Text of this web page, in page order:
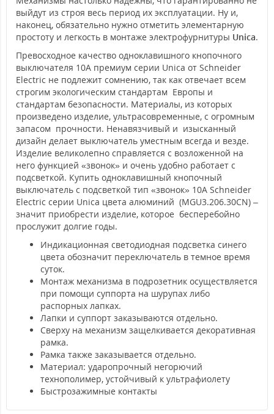
выйдут из строя весь период их эксплуатации. Ну и,
наконец, обязательно нужно отметить элементарную
простоту и легкость в монтаже электрофурнитуры Unica.
Превосходное качество одноклавишного кнопочного
выключателя 10А премиум серии Unica от Schneider
Electric не подлежит сомнению, так как отвечает всем
строгим экологическим стандартам Европы и
стандартам безопасности. Материалы, из которых
произведено изделие, ультрасовременные, с огромным
запасом прочности. Ненавязчивый и изысканный
дизайн делает выключатель уместным всегда и везде.
Изделие великолепно справляется с возложенной на
него функцией «звонок» и очень удобно работает с
подсветкой. Купить одноклавишный кнопочный
выключатель с подсветкой тип «звонок» 10А Schneider
Electric серии Unica цвета алюминий (MGU3.206.30СN) –
значит приобрести изделие, которое бесперебойно
прослужит долгие годы.
Индикационная светодиодная подсветка синего
цвета обозначит переключатель в темное время
суток.
Монтаж механизма в подрозетник осуществляется
при помощи суппорта на шурупах либо
распорных лапках.
Лапки и суппорт заказываются отдельно.
Сверху на механизм защелкивается декоративная
рамка.
Рамка также заказывается отдельно.
Материал: ударопрочный негорючий
технополимер, устойчивый к ультрафиолету
Быстрозажимные контакты